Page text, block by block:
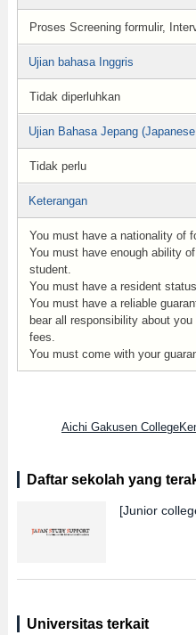
Proses Screening formulir,
Ujian bahasa Inggris
Tidak diperluhkan
Ujian Bahasa Jepang
Tidak perlu
Keterangan
You must have a nationality of
You must have enough ability
student.
You must have a resident
You must have a reliable
bear all responsibility about
fees.
You must come with your
Aichi Gakusen
Daftar sekolah yang
[Junior
Universitas terkait